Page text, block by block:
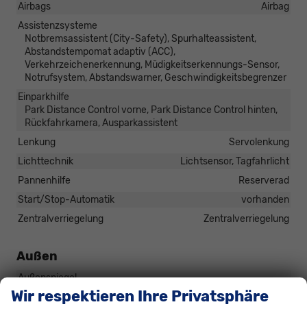
Airbags
Airbag
Assistenzsysteme
Notbremsassistent (City-Safety), Spurhalteassistent,
Abstandstempomat adaptiv (ACC),
Verkehrzeichenerkennung, Müdigkeitserkennungs-Sensor,
Notrufsystem, Abstandswarner, Geschwindigkeitsbegrenzer
Einparkhilfe
Park Distance Control vorne, Park Distance Control hinten,
Rückfahrkamera, Ausparkassistent
Lenkung
Servolenkung
Lichttechnik
Lichtsensor, Tagfahrlicht
Pannenhilfe
Reserverad
Start/Stop-Automatik
vorhanden
Zentralverriegelung
Zentralverriegelung
Außen
Außenspiegel
Außenspiegel elektrisch anklappbar, Außenspiegel beheizbar,
Außenspiegel elektrisch verstellbar
Wir respektieren Ihre Privatsphäre